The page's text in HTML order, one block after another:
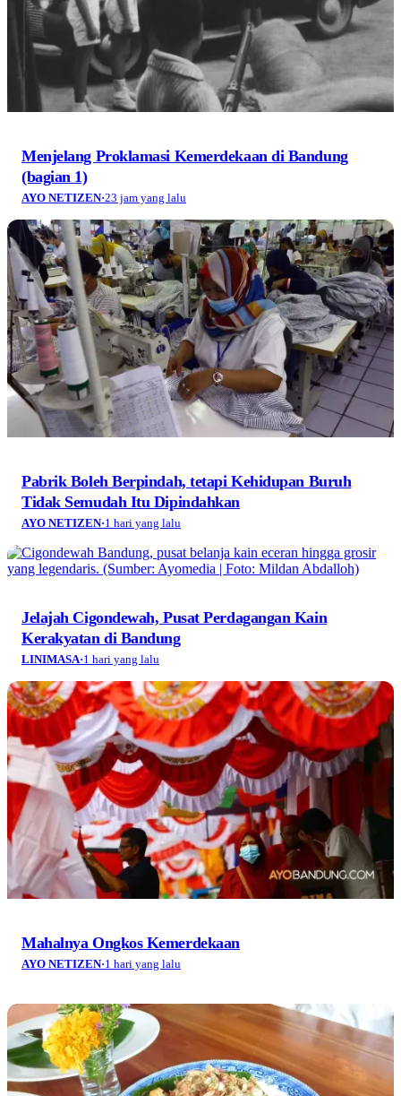
Menjelang Proklamasi Kemerdekaan di Bandung
(bagian 1)
AYO NETIZEN·23 jam yang lalu
Pabrik Boleh Berpindah, tetapi Kehidupan Buruh
Tidak Semudah Itu Dipindahkan
AYO NETIZEN·1 hari yang lalu
Jelajah Cigondewah, Pusat Perdagangan Kain
Kerakyatan di Bandung
LINIMASA·1 hari yang lalu
Mahalnya Ongkos Kemerdekaan
AYO NETIZEN·1 hari yang lalu